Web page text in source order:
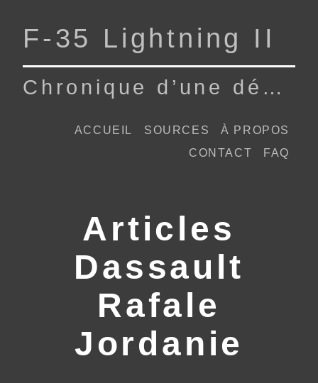
F‑35 Lightning II
Chronique d’une dépendance
ACCUEIL SOURCES
À PROPOS
CONTACT
FAQ
Articles
Dassault
Rafale
Jordanie